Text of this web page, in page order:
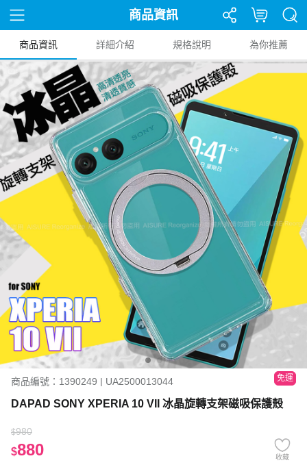
商品資訊
商品資訊 詳細介紹 規格說明 為你推薦
商品編號：1390249 | UA2500013044 免運
DAPAD SONY XPERIA 10 VII 冰晶旋轉支架磁吸保護殼
$980
$880 收藏